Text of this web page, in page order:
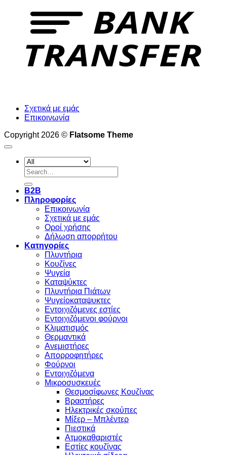
Σχετικά με εμάς
Επικοινωνία
Copyright 2026 © Flatsome Theme
Search
for:
B2B
Πληροφορίες
Επικοινωνία
Σχετικά με εμάς
Οροί χρήσης
Δήλωση απορρήτου
Κατηγορίες
Πλυντήρια
Κουζίνες
Ψυγεία
Καταψύκτες
Πλυντήρια Πιάτων
Ψυγείοκαταψυκτες
Εντοιχιζόμενες εστίες
Εντοιχιζόμενοι φούρνοι
Κλιματισμός
Θερμαντικά
Ανεμιστήρες
Απορροφητήρες
Φούρνοι
Εντoιχιζόμενα
Μικροσυσκευές
Θεσμοσίφωνες Κουζίνας
Βραστήρες
Ηλεκτρικές σκούπες
Μίξερ – Μπλέντερ
Πιεστικά
Ατμοκαθαριστές
Εστίες κουζίνας